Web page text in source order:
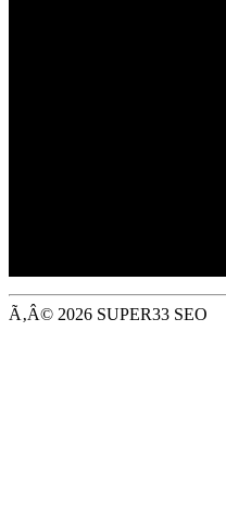
Ã‚Â© 2026 SUPER33 SEO